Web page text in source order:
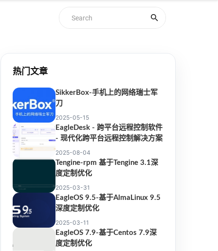
热门文章
SikkerBox-手机上的网络瑞士军
刀
2025-05-15
EagleDesk - 跨平台远程控制软件
- 现代化跨平台远程控制解决方案
2025-08-04
Tengine-rpm 基于Tengine 3.1深
度定制优化
2025-03-31
EagleOS 9.5-基于AlmaLinux 9.5
深度定制优化
2025-03-11
EagleOS 7.9-基于Centos 7.9深
度定制优化